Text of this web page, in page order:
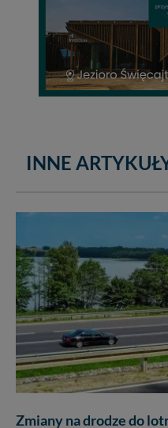
INNE
Zmiany na drodze do